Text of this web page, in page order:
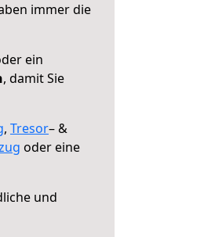
immer die
ein
, damit Sie
, Tresor– &
oder eine
und